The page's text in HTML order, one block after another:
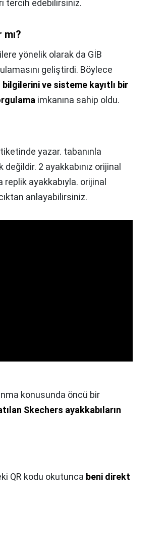
tercih edebilirsiniz.
yönelik olarak da GİB
geliştirdi. Böylece
ve sisteme kayıtlı bir
imkanına sahip oldu.
yazar. tabanınla
2 ayakkabınız orijinal
ayakkabıyla. orijinal
anlayabilirsiniz.
konusunda öncü bir
Skechers ayakkabıların
QR kodu okutunca beni direkt